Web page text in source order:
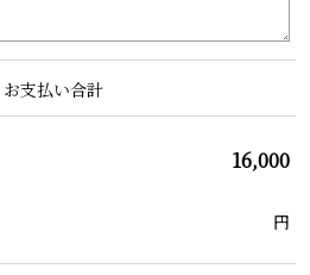
お支払い合計
16,000
円